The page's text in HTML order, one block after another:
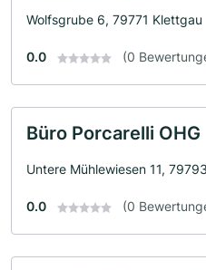
Wolfsgrube 6, 79771 Klettgau
0.0 (0
Büro Porcarelli OHG
Untere Mühlewiesen 11,
0.0 (0